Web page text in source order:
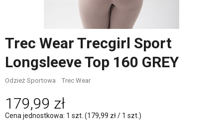
Trec Wear Trecgirl Sport
Longsleeve Top 160 GREY
Odzież Sportowa Trec Wear
179,99 zł
Cena jednostkowa: 1 szt. (179,99 zł / 1 szt.)